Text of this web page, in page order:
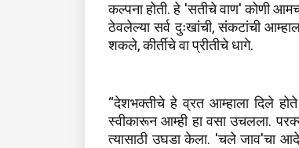
कल्पना होती. हे 'सतीचे वाण' कोणी
ठेवलेल्या सर्व दुःखांची, संकटांची
शकले, कीर्तीचे वा प्रीतीचे धागे.
“देशभक्तीचे हे व्रत आम्हाला दिले होते
स्वीकारून आम्ही हा वसा उचलला.
त्यासाठी उघडा केला. 'चले जाव'चा